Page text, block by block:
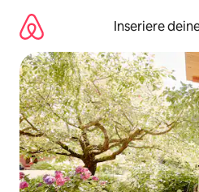
Inhalten
springen
Inseriere